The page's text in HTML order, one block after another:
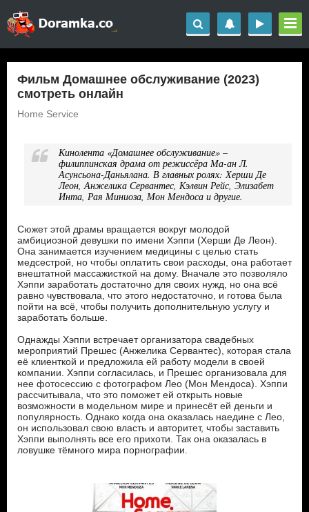
Фильм Домашнее обслуживание (2023)
смотреть онлайн
Home Service
Кинолента «Домашнее обслуживание» –
филиппинская драма от режиссёра Ма-ан Л.
Асунсьона-Даньялана. В главных ролях: Херши Де
Леон, Анжелика Сервантес, Кэлвин Рейс, Элизабет
Инта, Рая Миниоза, Мон Мендоса и другие.
Сюжет этой драмы вращается вокруг молодой
амбициозной девушки по имени Хэппи (Херши Де Леон).
Она занимается изучением медицины с целью стать
медсестрой, но чтобы оплатить свои расходы, она работает
внештатной массажисткой на дому. Вначале это позволяло
Хэппи заработать достаточно для своих нужд, но она всё
равно чувствовала, что этого недостаточно, и готова была
пойти на всё, чтобы получить дополнительную услугу и
заработать больше.
Однажды Хэппи встречает организатора свадебных
мероприятий Прешес (Анжелика Сервантес), которая стала
её клиенткой и предложила ей работу модели в своей
компании. Хэппи согласилась, и Прешес организовала для
нее фотосессию с фотографом Лео (Мон Мендоса). Хэппи
рассчитывала, что это поможет ей открыть новые
возможности в модельном мире и принесёт ей деньги и
популярность. Однако когда она оказалась наедине с Лео,
он использовал свою власть и авторитет, чтобы заставить
Хэппи выполнять все его прихоти. Так она оказалась в
ловушке тёмного мира порнографии.